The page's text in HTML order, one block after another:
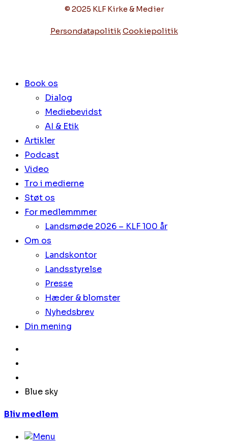
© 2025 KLF Kirke & Medier
PersondatapolitikCookiepolitik
Book os
Dialog
Mediebevidst
AI & Etik
Artikler
Podcast
Video
Tro i medierne
Støt os
For medlemmmer
Landsmøde 2026 – KLF 100 år
Om os
Landskontor
Landsstyrelse
Presse
Hæder & blomster
Nyhedsbrev
Din mening
Blue sky
Bliv medlem
Menu